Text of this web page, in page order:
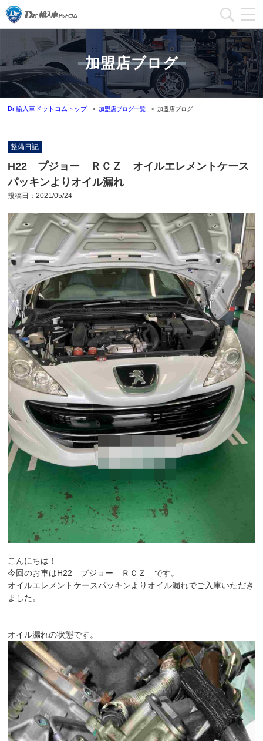
加盟店一覧
加盟店ブログ一覧
インフォメーション
加盟店募集
本部問い合わせ
加盟店ブログ
Dr.輸入車ドットコムトップ 加盟店ブログ一覧 加盟店ブログ
整備日記
H22 プジョー ＲＣＺ オイルエレメントケース
パッキンよりオイル漏れ
投稿日：2021/05/24
こんにちは！
今回のお車はH22 プジョー ＲＣＺ です。
オイルエレメントケースパッキンよりオイル漏れでご入庫いただき
ました。
オイル漏れの状態です。